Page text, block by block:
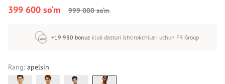
399 600 so‘m
999 000 so‘m
+19 980 bonus klub dasturi ishtirokchilari uchun FR Group
Rang: apelsin